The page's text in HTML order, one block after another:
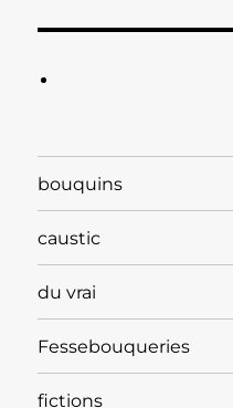
bouquins
caustic
du vrai
Fessebouqueries
fictions